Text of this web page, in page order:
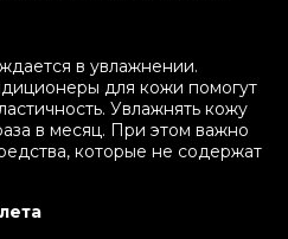
в увлажнении.
для кожи помогут
Увлажнять кожу
в месяц. При этом важно
которые не содержат